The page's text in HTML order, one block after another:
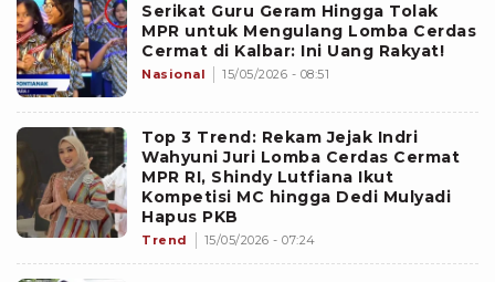
Serikat Guru Geram Hingga Tolak
MPR untuk Mengulang Lomba Cerdas
Cermat di Kalbar: Ini Uang Rakyat!
Nasional 15/05/2026 - 08:51
Top 3 Trend: Rekam Jejak Indri
Wahyuni Juri Lomba Cerdas Cermat
MPR RI, Shindy Lutfiana Ikut
Kompetisi MC hingga Dedi Mulyadi
Hapus PKB
Trend 15/05/2026 - 07:24